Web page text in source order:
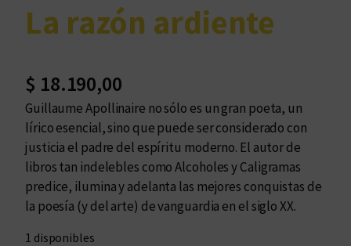
La razón ardiente
$ 18.190,00
Guillaume Apollinaire no sólo es un gran poeta, un
lírico esencial, sino que puede ser considerado con
justicia el padre del espíritu moderno. El autor de
libros tan indelebles como Alcoholes y Caligramas
predice, ilumina y adelanta las mejores conquistas de
la poesía (y del arte) de vanguardia en el siglo XX.
1 disponibles